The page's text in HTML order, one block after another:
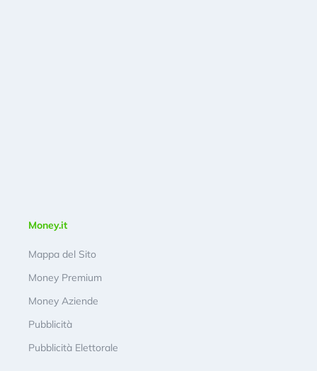
Money.it
Mappa del Sito
Money Premium
Money Aziende
Pubblicità
Pubblicità Elettorale